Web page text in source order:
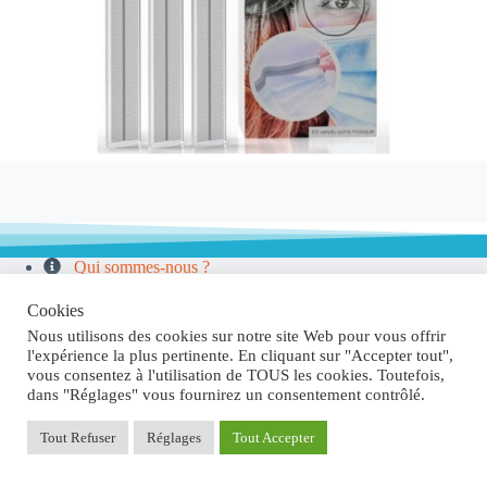
Qui sommes-nous ?
Confidentialité
Conditions de Vente
Contactez-nous
Cookies
Nous utilisons des cookies sur notre site Web pour vous offrir
l'expérience la plus pertinente. En cliquant sur "Accepter tout",
vous consentez à l'utilisation de TOUS les cookies. Toutefois,
dans "Réglages" vous fournirez un consentement contrôlé.
Tout Refuser Réglages Tout Accepter